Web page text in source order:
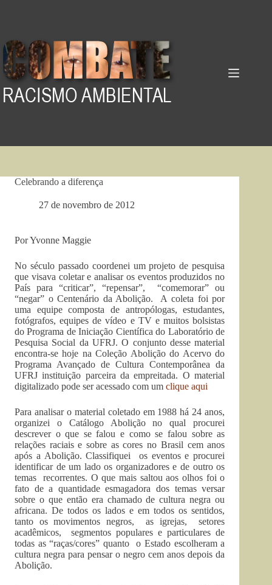
Celebrando a diferença
27 de novembro de 2012
Por Yvonne Maggie
No século passado coordenei um projeto de pesquisa
que visava coletar e analisar os eventos produzidos no
País para “criticar”, “repensar”, “comemorar” ou
“negar” o Centenário da Abolição. A coleta foi por
uma equipe composta de antropólogas, estudantes,
fotógrafos, equipes de vídeo e TV e muitos bolsistas
do Programa de Iniciação Científica do Laboratório de
Pesquisa Social da UFRJ. O conjunto desse material
encontra-se hoje na Coleção Abolição do Acervo do
Programa Avançado de Cultura Contemporânea da
UFRJ instituição parceira da empreitada. O material
digitalizado pode ser acessado com um clique aqui
Para analisar o material coletado em 1988 há 24 anos,
organizei o Catálogo Abolição no qual procurei
descrever o que se falou e como se falou sobre as
relações raciais e sobre as cores no Brasil cem anos
após a Abolição. Classifiquei os eventos e procurei
identificar de um lado os organizadores e de outro os
temas recorrentes. O que mais saltou aos olhos foi o
fato de a quantidade esmagadora dos temas versar
sobre o que então era chamado de cultura negra ou
africana. De todos os lados e em todos os sentidos,
tanto os movimentos negros, as igrejas, setores
acadêmicos, segmentos populares e particulares de
todas as “raças/cores” quanto o Estado escolheram a
cultura negra para pensar o negro cem anos depois da
Abolição.